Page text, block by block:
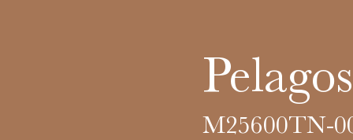
Pelagos
M25600TN-